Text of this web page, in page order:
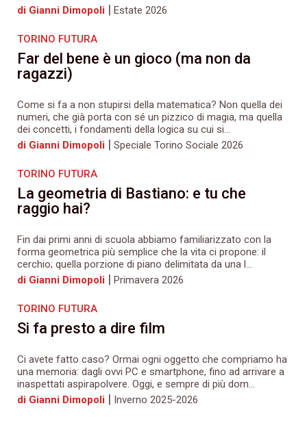
di Gianni Dimopoli | Estate 2026
TORINO FUTURA
Far del bene è un gioco (ma non da
ragazzi)
Come si fa a non stupirsi della matematica? Non quella dei
numeri, che già porta con sé un pizzico di magia, ma quella
dei concetti, i fondamenti della logica su cui si...
di Gianni Dimopoli | Speciale Torino Sociale 2026
TORINO FUTURA
La geometria di Bastiano: e tu che
raggio hai?
Fin dai primi anni di scuola abbiamo familiarizzato con la
forma geometrica più semplice che la vita ci propone: il
cerchio; quella porzione di piano delimitata da una l...
di Gianni Dimopoli | Primavera 2026
TORINO FUTURA
Si fa presto a dire film
Ci avete fatto caso? Ormai ogni oggetto che compriamo ha
una memoria: dagli ovvi PC e smartphone, fino ad arrivare a
inaspettati aspirapolvere. Oggi, e sempre di più dom...
di Gianni Dimopoli | Inverno 2025-2026